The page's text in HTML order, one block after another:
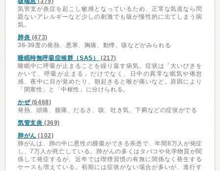
気管支が炎症を起こし敏感となっているため、正常な気道なら問
題ないアレルギーなど少しの刺激でも咳が慢性的に出てしまう病
気。
肺炎 (473)
38-39度の発熱、悪寒、胸痛、動悸、咳などがみられる
睡眠時無呼吸症候群（SAS）
(217)
睡眠中に呼吸が止まることを繰り返す病気。症状は「大いびきを
かいて、呼吸が止まる」だけでなく、日中の異常な眠気や倦怠
感、夜中に目が覚めたり、朝起きると喉が痛いなど。原因により
「閉塞性」と「中枢性」に分けられる。
かぜ(6468)
発熱、頭痛、腹痛、だるさ、咳、吐き気、下痢などの症状がでる
気管支炎 (369)
肺がん (102)
肺がんは、肺の中に悪性の腫瘍ができる疾患で、年間8万人が発症
し、7万人が死亡している。肺がんの多くはタバコや化学物質が関
係して発症するが、近年では喫煙習慣の有無に関係なく発生する
ケースも増えている。初期には症状がない場合が多いが、進行す